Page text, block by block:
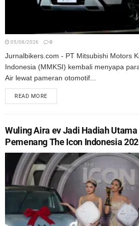
05/08/2026 0
Jurnalbikers.com - PT Mitsubishi Motors
Indonesia (MMKSI) kembali menyapa
Air lewat pameran otomotif...
READ MORE
Wuling Aira ev Jadi Hadiah Utama
Pemenang The Icon Indonesia